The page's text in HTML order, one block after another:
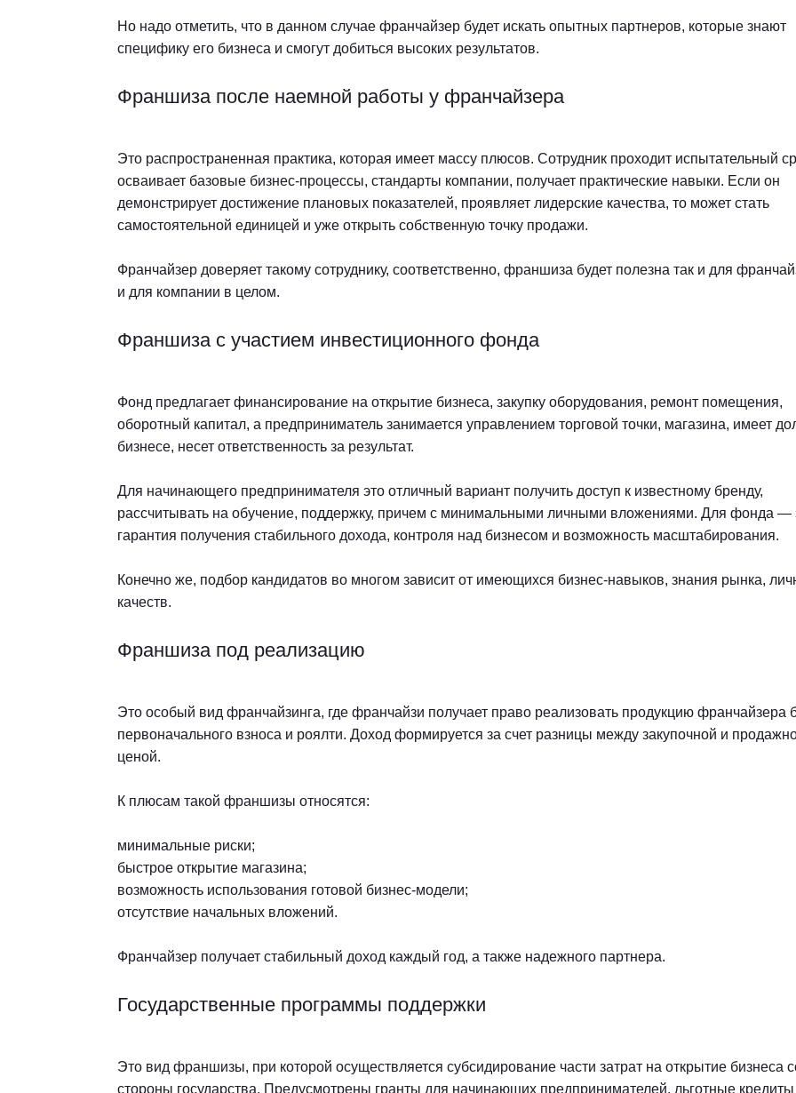
Но надо отметить, что в данном случае франчайзер будет искать опытных партнеров, которые знают
специфику его бизнеса и смогут добиться высоких результатов.
Франшиза после наемной работы у франчайзера
Это распространенная практика, которая имеет массу плюсов. Сотрудник проходит испытательный
осваивает базовые бизнес-процессы, стандарты компании, получает практические навыки. Если он
демонстрирует достижение плановых показателей, проявляет лидерские качества, то может стать
самостоятельной единицей и уже открыть собственную точку продажи.
Франчайзер доверяет такому сотруднику, соответственно, франшиза будет полезна так и для
и для компании в целом.
Франшиза с участием инвестиционного фонда
Фонд предлагает финансирование на открытие бизнеса, закупку оборудования, ремонт помещения,
оборотный капитал, а предприниматель занимается управлением торговой точки, магазина, имеет
бизнесе, несет ответственность за результат.
Для начинающего предпринимателя это отличный вариант получить доступ к известному бренду,
рассчитывать на обучение, поддержку, причем с минимальными личными вложениями. Для фонда —
гарантия получения стабильного дохода, контроля над бизнесом и возможность масштабирования.
Конечно же, подбор кандидатов во многом зависит от имеющихся бизнес-навыков, знания рынка,
качеств.
Франшиза под реализацию
Это особый вид франчайзинга, где франчайзи получает право реализовать продукцию франчайзера
первоначального взноса и роялти. Доход формируется за счет разницы между закупочной и
ценой.
К плюсам такой франшизы относятся:
минимальные риски;
быстрое открытие магазина;
возможность использования готовой бизнес-модели;
отсутствие начальных вложений.
Франчайзер получает стабильный доход каждый год, а также надежного партнера.
Государственные программы поддержки
Это вид франшизы, при которой осуществляется субсидирование части затрат на открытие бизнеса
стороны государства. Предусмотрены гранты для начинающих предпринимателей, льготные